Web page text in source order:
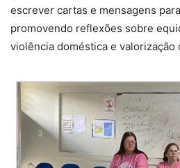
escrever cartas e mensagens
promovendo reflexões sobre
violência doméstica e valorização